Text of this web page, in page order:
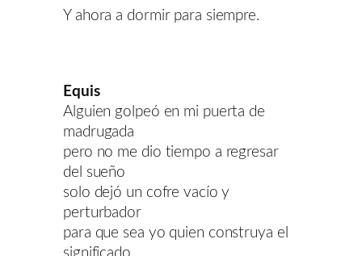
Y ahora a dormir para siempre.
Equis
Alguien golpeó en mi puerta de
madrugada
pero no me dio tiempo a regresar
del sueño
solo dejó un cofre vacío y
perturbador
para que sea yo quien construya el
significado.